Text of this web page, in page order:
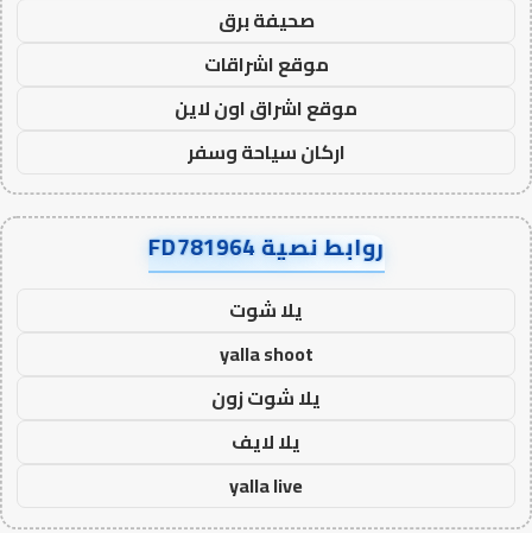
صحيفة برق
موقع اشراقات
موقع اشراق اون لاين
اركان سياحة وسفر
روابط نصية FD781964
يلا شوت
yalla shoot
يلا شوت زون
يلا لايف
yalla live